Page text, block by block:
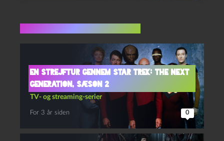
En strejftur gennem Star Trek: The next
generation, sæson 2
TV- og streaming-serier
For 3 år siden 0